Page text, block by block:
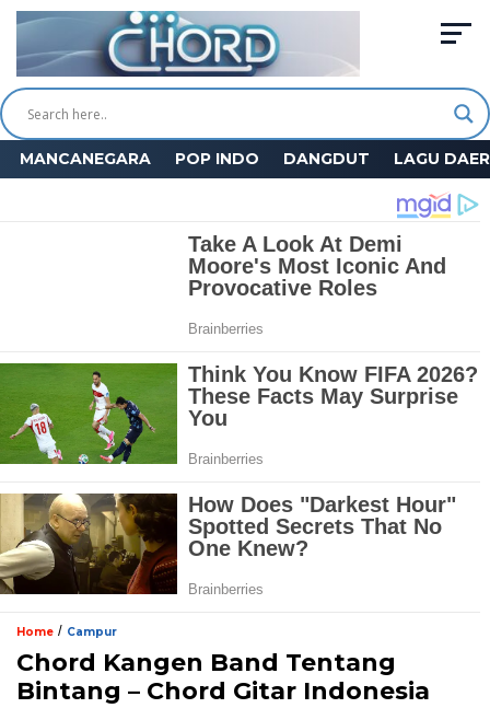
MANCANEGARA POP INDO DANGDUT LAGU
Home / Campur
Chord Kangen Band Tentang
Bintang – Chord Gitar Indonesia